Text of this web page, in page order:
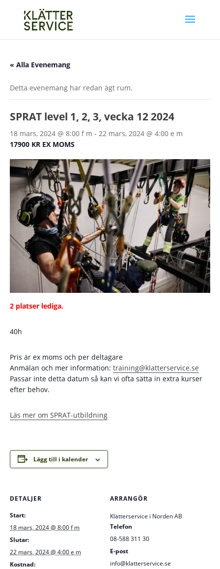
« Alla Evenemang
Detta evenemang har redan ägt rum.
SPRAT level 1, 2, 3, vecka 12 2024
18 mars, 2024 @ 8:00 f m - 22 mars, 2024 @ 4:00 e m
17900 KR EX MOMS
2 platser lediga.
40h
Pris är ex moms och per deltagare
Anmälan och mer information: training@klatterservice.se
Passar inte detta datum så kan vi ofta sätta in extra kurser
efter behov.
Läs mer om SPRAT-utbildning
Lägg till i kalender
DETALJER
Start:
18 mars, 2024 @ 8:00 f m
Slutar:
22 mars, 2024 @ 4:00 e m
Kostnad:
ARRANGÖR
Klätterservice i Norden AB
Telefon
08-588 311 30
E-post
info@klatterservice.se